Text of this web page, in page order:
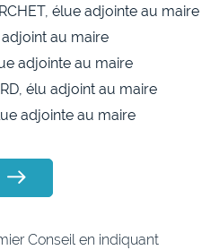
élue adjointe au maire
adjoint au maire
adjointe au maire
élu adjoint au maire
adjointe au maire
Conseil en indiquant